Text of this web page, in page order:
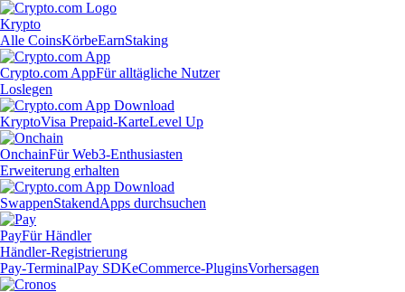
Krypto
Alle CoinsKörbeEarnStaking
Crypto.com AppFür alltägliche Nutzer
Loslegen
KryptoVisa Prepaid-KarteLevel Up
OnchainFür Web3-Enthusiasten
Erweiterung erhalten
SwappenStakendApps durchsuchen
PayFür Händler
Händler-Registrierung
Pay-TerminalPay SDKeCommerce-PluginsVorhersagen